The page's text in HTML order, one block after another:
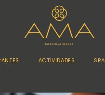
ACTIVIDADES SPA